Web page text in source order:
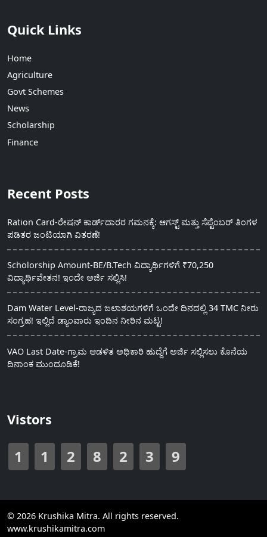
Quick Links
Home
Agriculture
Govt Schemes
News
Scholarship
Finance
Recent Posts
Ration Card-ರೇಷನ್ ಕಾರ್ಡ್‍ದಾರರ ಗಮನಕ್ಕೆ: ಆಗಸ್ಟ್ ಮತ್ತು ಸೆಪ್ಟೆಂಬರ್ ತಿಂಗಳ
ಪಡಿತರ ಜಂಟಿಯಾಗಿ ವಿತರಣೆ!
Scholorship Amount-BE/B.Tech ವಿದ್ಯಾರ್ಥಿಗಳಿಗೆ ₹70,250
ವಿದ್ಯಾರ್ಥಿವೇತನ! ಇಂದೇ ಅರ್ಜಿ ಸಲ್ಲಿಸಿ!
Dam Water Level-ರಾಜ್ಯದ ಜಲಾಶಯಗಳಿಗೆ ಒಂದೇ ದಿನದಲ್ಲಿ 34 TMC ನೀರು
ಸಂಗ್ರಹ! ಇಲ್ಲಿದೆ ಡ್ಯಾಂವಾರು ಇಂದಿನ ನೀರಿನ ಮಟ್ಟ!
VAO Last Date-ಗ್ರಾಮ ಆಡಳಿತ ಅಧಿಕಾರಿ ಹುದ್ದೆಗೆ ಅರ್ಜಿ ಸಲ್ಲಿಸಲು ಕೊನೆಯ
ದಿನಾಂಕ ಮುಂದೂಡಿಕೆ!
Vistors
1 1 2 8 2 3 9
© 2026 Krushika Mitra. All rights reserved.
www.krushikamitra.com